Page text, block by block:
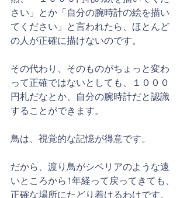
さい」とか「自分の腕時計の絵を描い
てください」と言われたら、ほとんど
の人が正確に描けないのです。
その代わり、そのものがちょっと変わ
って正確ではないとしても、１０００
円札だなとか、自分の腕時計だと認識
することができます。
鳥は、視覚的な記憶が得意です。
だから、渡り鳥がシベリアのような遠
いところから1年経って戻ってきても、
正確な場所にたどり着けるわけです。